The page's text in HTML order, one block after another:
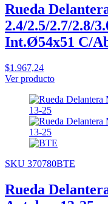
Rueda
2.4/2.5/2.7/2.8/
Int.Ø54x51 C/
$1.967,24
Ver producto
SKU 370780BTE
Rueda